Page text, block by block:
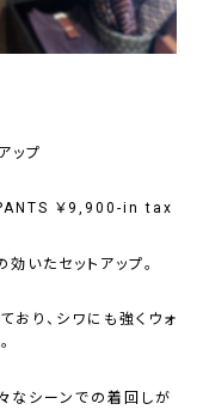
ップ
￥9,900-in tax
いたセットアップ。
り、シワにも強くウォ
なシーンでの着回しが